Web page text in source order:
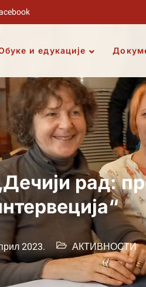
и едукације
рад:
2023. АКТИВНОСТИ